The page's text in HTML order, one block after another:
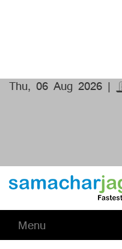
Thu, 06 Aug 2026 |
Menu